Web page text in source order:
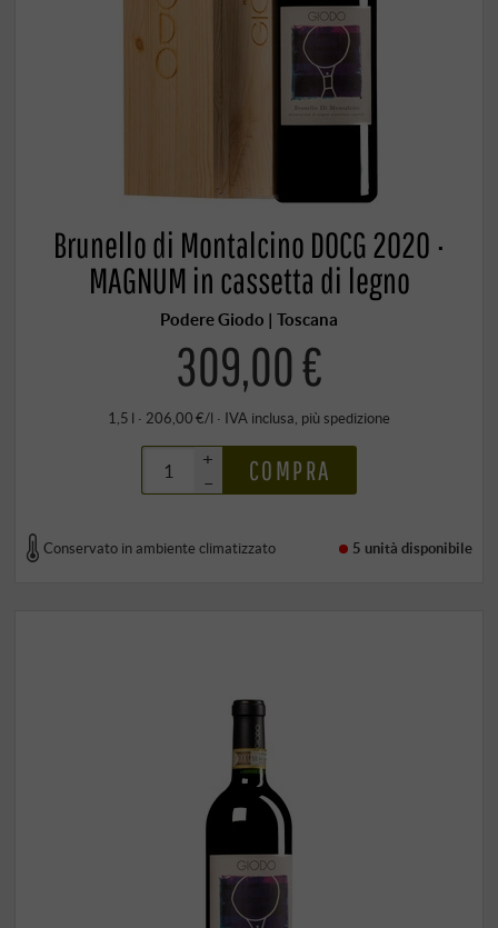
Brunello di Montalcino DOCG 2020 ·
MAGNUM in cassetta di legno
Podere Giodo | Toscana
309,00 €
1,5 l · 206,00 €/l · IVA inclusa, più spedizione
+
–
COMPRA
Conservato in ambiente climatizzato 5 unità disponibile